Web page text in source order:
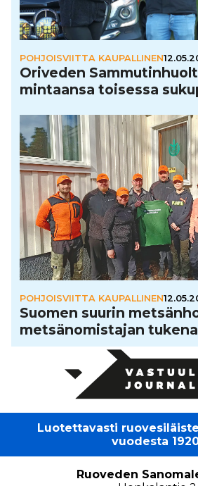
POHJOISVIITTA KAUPALLINEN
Oriveden
min­taansa toisessa
POHJOISVIITTA KAUPALLINEN
Suomen suurin
met­sä­no­mis­ta­jan tukena
Luotettavasti
vuodesta
Ruoveden